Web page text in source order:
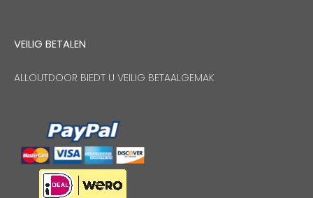
VEILIG BETALEN
ALLOUTDOOR BIEDT U VEILIG BETAALGEMAK